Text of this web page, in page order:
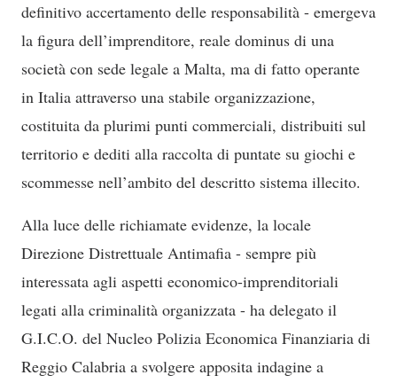
definitivo accertamento delle responsabilità - emergeva
la figura dell’imprenditore, reale dominus di una
società con sede legale a Malta, ma di fatto operante
in Italia attraverso una stabile organizzazione,
costituita da plurimi punti commerciali, distribuiti sul
territorio e dediti alla raccolta di puntate su giochi e
scommesse nell’ambito del descritto sistema illecito.
Alla luce delle richiamate evidenze, la locale
Direzione Distrettuale Antimafia - sempre più
interessata agli aspetti economico-imprenditoriali
legati alla criminalità organizzata - ha delegato il
G.I.C.O. del Nucleo Polizia Economica Finanziaria di
Reggio Calabria a svolgere apposita indagine a